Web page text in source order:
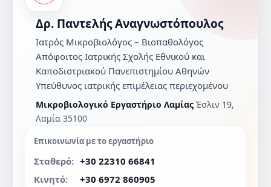
Δρ. Παντελής Αναγνωστόπουλος
Ιατρός Μικροβιολόγος – Βιοπαθολόγος
Απόφοιτος Ιατρικής Σχολής Εθνικού και
Καποδιστριακού Πανεπιστημίου Αθηνών
Υπεύθυνος ιατρικής επιμέλειας περιεχομένου
Μικροβιολογικό Εργαστήριο Λαμίας Έσλιν 19,
Λαμία 35100
Επικοινωνία με το εργαστήριο
Σταθερό: +30 22310 66841
Κινητό:
+30 6972 860905